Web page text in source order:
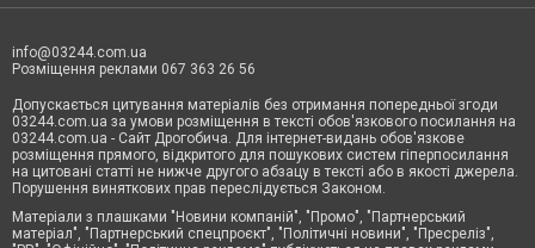
info@03244.com.ua
Розміщення реклами 067 363 26 56
Допускається цитування матеріалів без отримання попередньої згоди
03244.com.ua за умови розміщення в тексті обов'язкового посилання на
03244.com.ua - Сайт Дрогобича. Для інтернет-видань обов'язкове
розміщення прямого, відкритого для пошукових систем гіперпосилання
на цитовані статті не нижче другого абзацу в тексті або в якості джерела.
Порушення виняткових прав переслідується Законом.
Матеріали з плашками "Новини компаній", "Промо", "Партнерський
матеріал", "Партнерський спецпроєкт", "Політичні новини", "Пресреліз",